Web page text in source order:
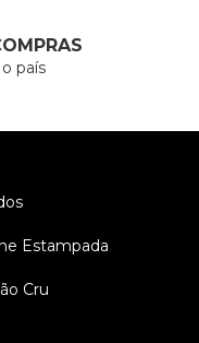
país
Estampada
Cru